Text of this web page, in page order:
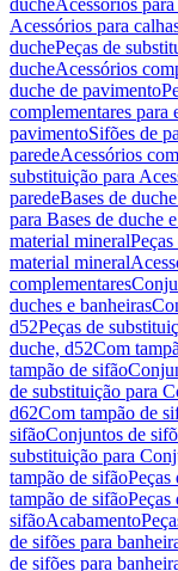
ducheAcessórios
Acessórios para
duchePeças de
ducheAcessórios
duche de pavimento
complementares para
pavimentoSifões de
paredeAcessórios
substituição para
paredeBases de
para Bases de duche
material mineral
material mineral
complementares
duches e banheiras
d52Peças de
duche, d52Com
tampão de sifão
de substituição para
d62Com tampão de
sifãoConjuntos de
substituição para
tampão de sifãoPeças
tampão de sifãoPeças
sifãoAcabamento
de sifões para
de sifões para